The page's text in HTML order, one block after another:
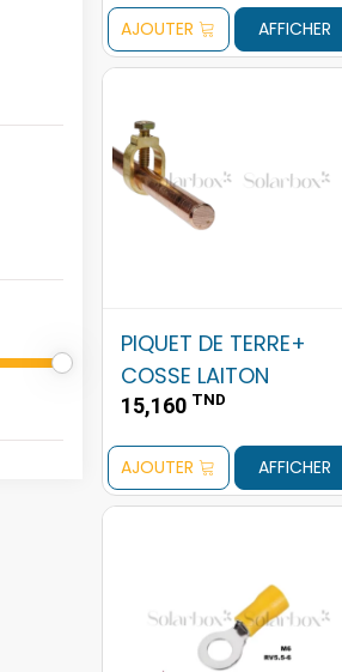
AJOUTER AFFICHER
PIQUET DE TERRE+
COSSE LAITON
15,160 TND
AJOUTER AFFICHER